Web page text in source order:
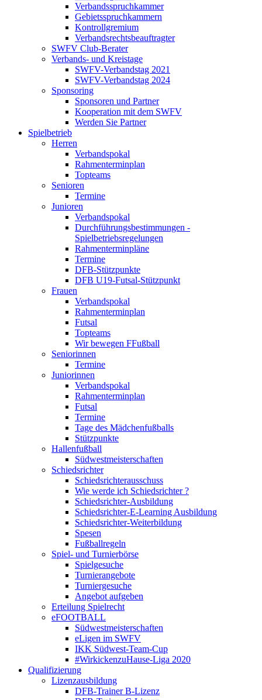
Verbandsspruchkammer
Gebietsspruchkammern
Kontrollgremium
Verbandsrechtsbeauftragter
SWFV Club-Berater
Verbands- und Kreistage
SWFV-Verbandstag 2021
SWFV-Verbandstag 2024
Sponsoring
Sponsoren und Partner
Kooperation mit dem SWFV
Werden Sie Partner
Spielbetrieb
Herren
Verbandspokal
Rahmenterminplan
Topteams
Senioren
Termine
Junioren
Verbandspokal
Durchführungsbestimmungen -
Spielbetriebsregelungen
Rahmenterminpläne
Termine
DFB-Stützpunkte
DFB U19-Futsal-Stützpunkt
Frauen
Verbandspokal
Rahmenterminplan
Futsal
Topteams
Wir bewegen FFußball
Seniorinnen
Termine
Juniorinnen
Verbandspokal
Rahmenterminplan
Futsal
Termine
Tage des Mädchenfußballs
Stützpunkte
Hallenfußball
Südwestmeisterschaften
Schiedsrichter
Schiedsrichterausschuss
Wie werde ich Schiedsrichter ?
Schiedsrichter-Ausbildung
Schiedsrichter-E-Learning Ausbildung
Schiedsrichter-Weiterbildung
Spesen
Fußballregeln
Spiel- und Turnierbörse
Spielgesuche
Turnierangebote
Turniergesuche
Angebot aufgeben
Erteilung Spielrecht
eFOOTBALL
Südwestmeisterschaften
eLigen im SWFV
IKK Südwest-Team-Cup
#WirkickenzuHause-Liga 2020
Qualifizierung
Lizenzausbildung
DFB-Trainer B-Lizenz